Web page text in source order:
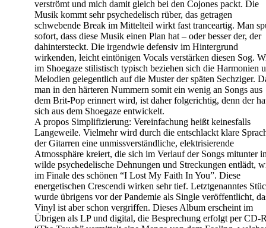
verströmt und mich damit gleich bei den Cojones packt. Die
Musik kommt sehr psychedelisch rüber, das getragen
schwebende Break im Mittelteil wirkt fast tranceartig. Man
sofort, dass diese Musik einen Plan hat – oder besser der, der
dahintersteckt. Die irgendwie defensiv im Hintergrund
wirkenden, leicht eintönigen Vocals verstärken diesen Sog.
im Shoegaze stilistisch typisch beziehen sich die Harmonien
Melodien gelegentlich auf die Muster der späten Sechziger.
man in den härteren Nummern somit ein wenig an Songs aus
dem Brit-Pop erinnert wird, ist daher folgerichtig, denn der
sich aus dem Shoegaze entwickelt.
A propos Simplifizierung: Vereinfachung heißt keinesfalls
Langeweile. Vielmehr wird durch die entschlackt klare
der Gitarren eine unmissverständliche, elektrisierende
Atmossphäre kreiert, die sich im Verlauf der Songs mitunter
wilde psychedelische Dehnungen und Streckungen entlädt,
im Finale des schönen “I Lost My Faith In You”. Diese
energetischen Crescendi wirken sehr tief. Letztgenanntes
wurde übrigens vor der Pandemie als Single veröffentlicht,
Vinyl ist aber schon vergriffen. Dieses Album erscheint im
Übrigen als LP und digital, die Besprechung erfolgt per CD-